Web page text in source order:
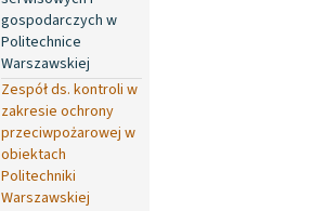
gospodarczych w
Politechnice
Warszawskiej
Zespół ds. kontroli w
zakresie ochrony
przeciwpożarowej w
obiektach
Politechniki
Warszawskiej